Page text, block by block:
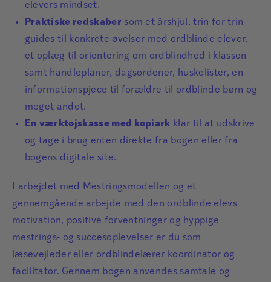
elevers mindset.
Praktiske redskaber som et årshjul, trin for trin-
guides til konkrete øvelser med ordblinde elever,
et oplæg til orientering om ordblindhed i klassen
samt handleplaner, dagsordener, huskelister, en
informationspjece til forældre til ordblinde børn og
meget andet.
En værktøjskasse med kopiark klar til at udskrive
og tage i brug enten direkte fra bogen eller fra
bogens digitale site.
I arbejdet med Mestringsmodellen og et
gennemgående arbejde med den ordblinde elevs
motivation, positive forventninger og hyppige
mestrings- og succesoplevelser er du som
læsevejleder eller ordblindelærer koordinator og
facilitator. Gennem bogen anvendes samtale og